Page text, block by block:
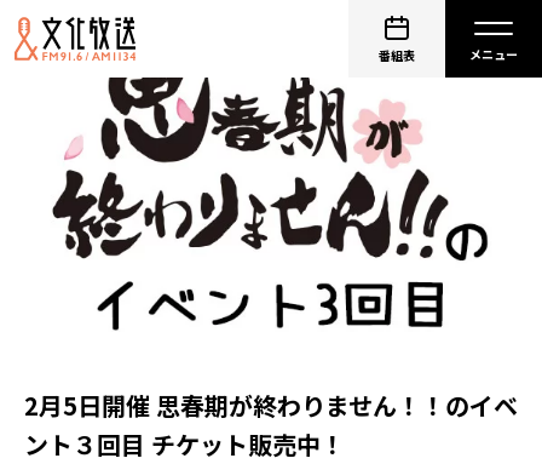
番組表
2月5日開催 思春期が終わりません！！のイベ
ント３回目 チケット販売中！